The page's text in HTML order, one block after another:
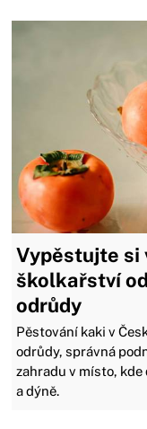
Vypěstujte si
školkařství
odrůdy
Pěstování kaki v
odrůdy, správná
zahradu v místo,
a dýně.